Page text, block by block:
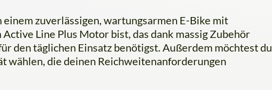
einem zuverlässigen, wartungsarmen E-Bike mit
Line Plus Motor bist, das dank massig Zubehör
den täglichen Einsatz benötigst. Außerdem möchtest du
wählen, die deinen Reichweitenanforderungen